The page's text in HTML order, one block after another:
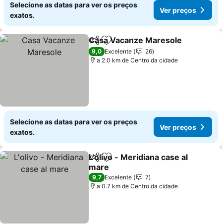
Selecione as datas para ver os preços
exatos.
Ver preços
PartilharAdicionar aos favoritos
Casa Vacanze Maresole
9,0 Excelente
26
a 2.0 km de Centro da cidade
Selecione as datas para ver os preços
exatos.
Ver preços
PartilharAdicionar aos favoritos
L'olivo - Meridiana case al
mare
Ver preços
9,7 Excelente
7
a 0.7 km de Centro da cidade